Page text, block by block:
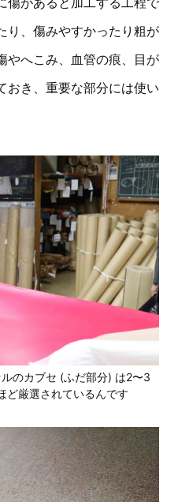
り、傷みやすかったり粗が
やへこみ、血管の痕、目が
おき、重要な部分には使い
のカブセ (ふだ部分) は2〜3
ど厳選されているんです